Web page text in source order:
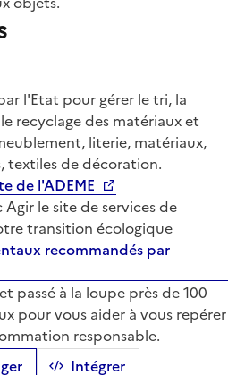
Intégrer
l'Etat pour gérer le tri, la
recyclage des matériaux et
literie, matériaux,
textiles de décoration.
de l'ADEME
le site de services de
transition écologique
recommandés par
passé à la loupe près de 100
pour vous aider à vous repérer
responsable.